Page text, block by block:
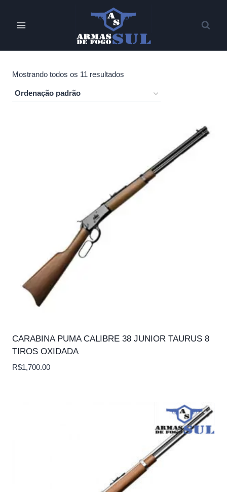
Mostrando todos os 11 resultados
CARABINA PUMA CALIBRE 38 JUNIOR TAURUS 8
TIROS OXIDADA
R$1,700.00